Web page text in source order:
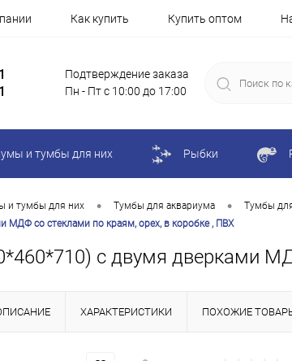
Как купить Купить оптом
Подтверждение заказа
Пн - Пт с 10:00 до 17:00
и тумбы для них Рыбки
и тумбы для них • Тумбы для аквариума • Тумбы
МДФ со стеклами по краям, орех, в коробке , ПВХ
с двумя дверками
ХАРАКТЕРИСТИКИ ПОХОЖИЕ